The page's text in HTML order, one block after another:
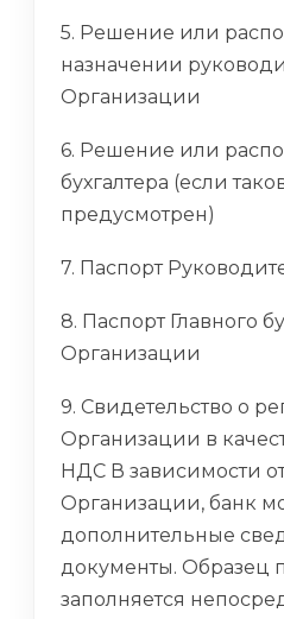
5. Решение или
назначении
Организации
6. Решение или
бухгалтера (если
предусмотрен)
7. Паспорт
8. Паспорт Главного
Организации
9. Свидетельство о
Организации в
НДС В зависимости
Организации, банк
дополнительные
документы. Образец
заполняется